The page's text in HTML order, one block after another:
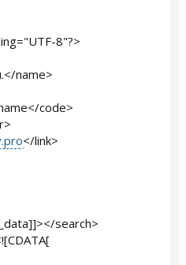
8"?>
name>
code>
</link>
search>